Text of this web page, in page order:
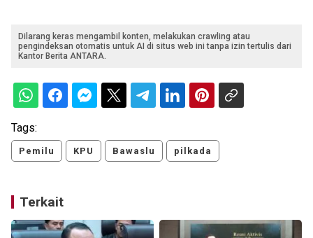
Dilarang keras mengambil konten, melakukan crawling atau
pengindeksan otomatis untuk AI di situs web ini tanpa izin tertulis dari
Kantor Berita ANTARA.
Tags:
Pemilu KPU Bawaslu pilkada
Terkait